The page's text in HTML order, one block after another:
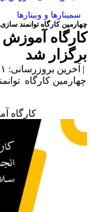
سمینارها و وبینارها
کارگاه توانمند
آموزش
شد
بروزرسانی: ۱۴۰۴/۵/۱۱ |
کارگاه
کارگاه